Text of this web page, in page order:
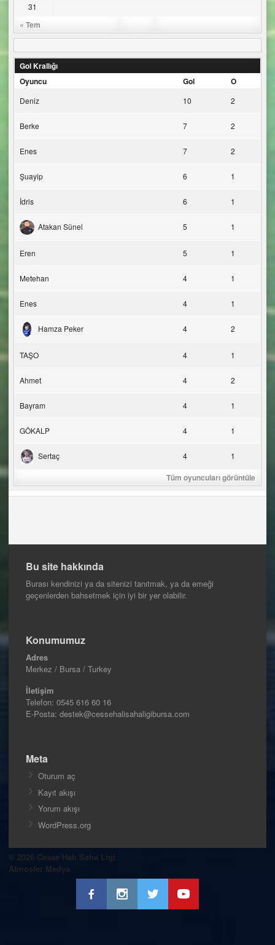
« Tem
31
Gol Krallığı
Oyuncu
Gol O
Deniz 10 2
Berke 7 2
Enes 7 2
Şuayip 6 1
İdris 6 1
Atakan Sünel 5 1
Eren 5 1
Metehan 4 1
Enes 4 1
Hamza Peker 4 2
TAŞO 4 1
Ahmet 4 2
Bayram 4 1
GÖKALP 4 1
Sertaç 4 1
Tüm oyuncuları görüntüle
Bu site hakkında
Burası kendinizi ya da sitenizi tanıtmak, ya da emeği
geçenlerden bahsetmek için iyi bir yer olabilir.
Konumumuz
Adres
Merkez / Bursa / Turkey
İletişim
Telefon: 0545 616 60 16
E-Posta: destek@cessehalisahaligibursa.com
Meta
Oturum aç
Kayıt akışı
Yorum akışı
WordPress.org
© 2026 Cesse Halı Saha Ligi
Atmosfer Medya